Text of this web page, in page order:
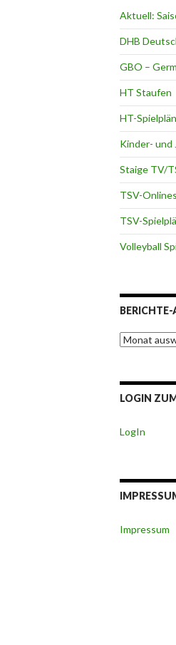
Aktuell:
DHB
GBO –
HT Staufen
HT-
Kinder- und
Staige TV/
TSV-
TSV-
Volleyball
Berichte-
Archiv
LOGIN
LogIn
Impressum